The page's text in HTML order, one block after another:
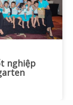
nghiệp